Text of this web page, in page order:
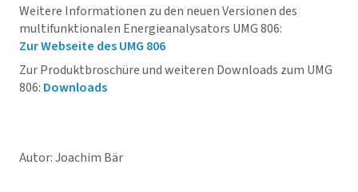
Weitere Informationen zu den neuen Versionen des
multifunktionalen Energieanalysators UMG 806:
Zur Webseite des UMG 806
Zur Produktbroschüre und weiteren Downloads zum UMG
806: Downloads
Autor: Joachim Bär